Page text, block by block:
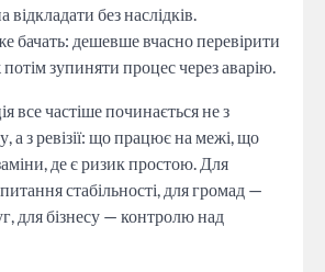
без наслідків.
бачать: дешевше вчасно перевірити
потім зупиняти процес через аварію.
все частіше починається не з
а з ревізії: що працює на межі, що
де є ризик простою. Для
стабільності, для громад —
для бізнесу — контролю над